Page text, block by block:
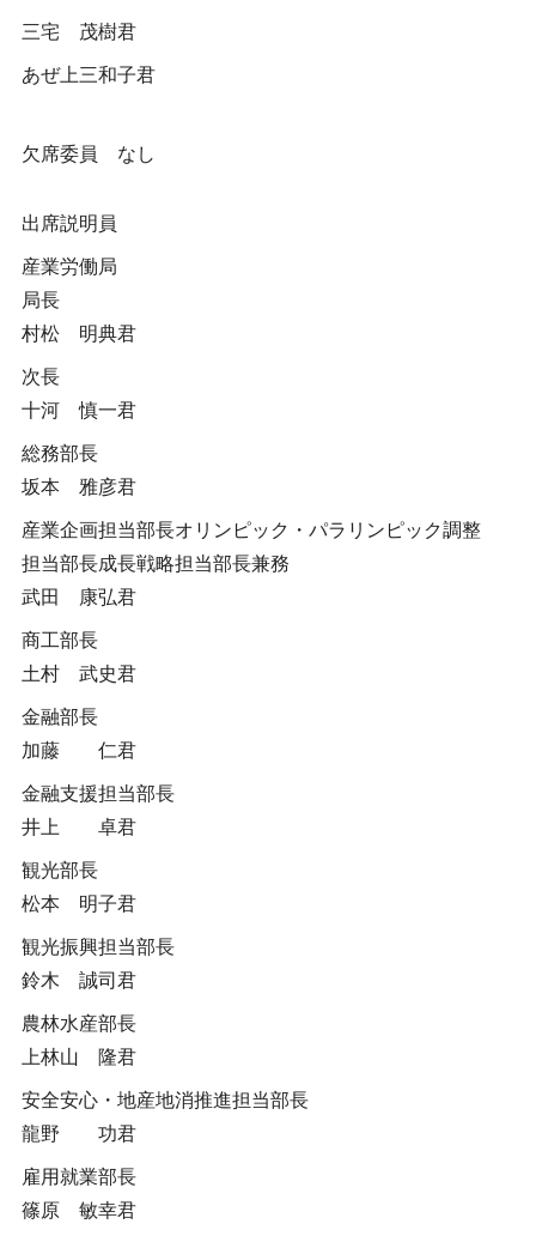
三宅 茂樹君
あぜ上三和子君
欠席委員 なし
出席説明員
産業労働局
局長
村松 明典君
次長
十河 慎一君
総務部長
坂本 雅彦君
産業企画担当部長オリンピック・パラリンピック調整
担当部長成長戦略担当部長兼務
武田 康弘君
商工部長
土村 武史君
金融部長
加藤 仁君
金融支援担当部長
井上 卓君
観光部長
松本 明子君
観光振興担当部長
鈴木 誠司君
農林水産部長
上林山 隆君
安全安心・地産地消推進担当部長
龍野 功君
雇用就業部長
篠原 敏幸君